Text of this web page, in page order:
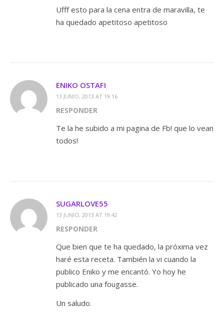
Ufff esto para la cena entra de maravilla, te
ha quedado apetitoso apetitoso
ENIKO OSTAFI
13 JUNIO, 2013 AT 19:16
RESPONDER
Te la he subido a mi pagina de Fb! que lo vean
todos!
SUGARLOVE55
13 JUNIO, 2013 AT 19:42
RESPONDER
Que bien que te ha quedado, la próxima vez
haré esta receta. También la vi cuando la
publico Eniko y me encantó. Yo hoy he
publicado una fougasse.
Un saludo.